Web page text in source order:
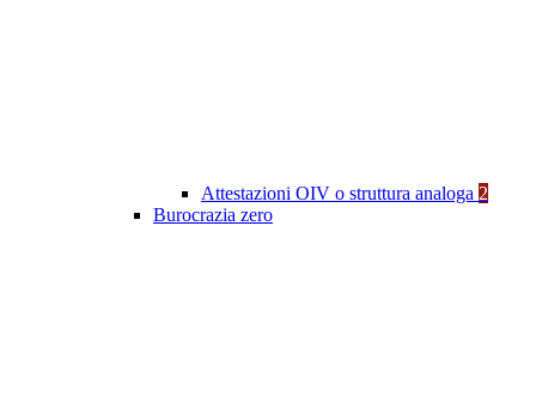
Attestazioni OIV o struttura analoga 2
Burocrazia zero